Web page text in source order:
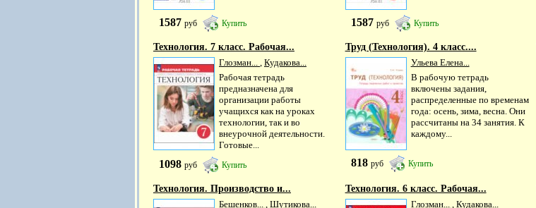
1587 руб Купить 1587 руб Купить
Технология. 7 класс. Рабочая...
Глозман... , Кудакова...
Рабочая тетрадь
предназначена для
организации работы
учащихся как на уроках
технологии, так и во
внеурочной деятельности.
Готовые...
1098 руб Купить
Труд (Технология). 4 класс....
Ульева Елена...
В рабочую тетрадь
включены задания,
распределенные по временам
года: осень, зима, весна. Они
рассчитаны на 34 занятия. К
каждому...
818 руб Купить
Технология. Производство и...
Бешенков... , Шутикова...
Технология. 6 класс. Рабочая...
Глозман... , Кудакова...